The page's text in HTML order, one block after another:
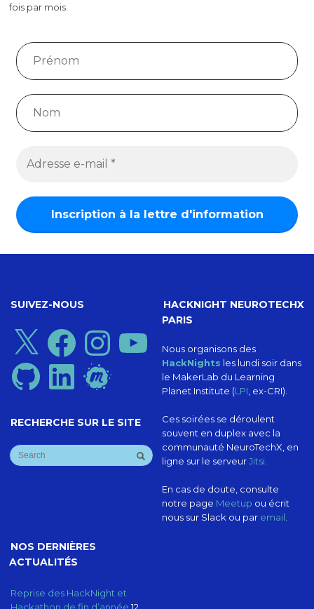
fois par mois.
SUIVEZ-NOUS
X FacebookInstagram
GitHub LinkedIn Meetup
RECHERCHE SUR LE SITE
HACKNIGHT NEUROTECHX
PARIS
Nous organisons des
HackNights les lundi soir dans
le MakerLab du Learning
Planet Institute (LPI , ex-CRI).
Ces soirées se déroulent
souvent en duplex avec la
communauté NeuroTechX, en
ligne sur le serveurJitsi.
En cas de doute, consulte
notre page Meetup ou écrit
nous sur Slack ou par email
NOS DERNIÈRES
ACTUALITÉS
Reprise des HackNight et
Hackathon de fin d’année 12